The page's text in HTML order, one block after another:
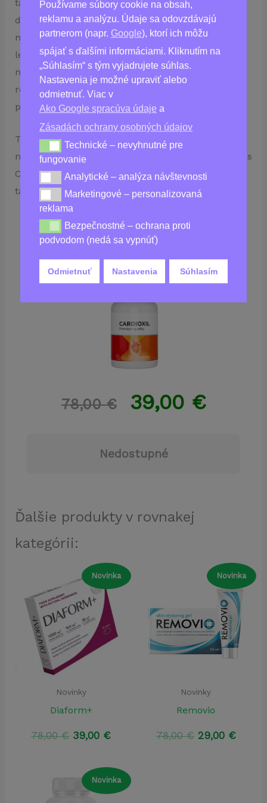
Používame súbory cookie na obsah,
reklamu a analýzu. Údaje sa odovzdávajú
partnerom (napr. Google), ktorí ich môžu
spájať s ďalšími informáciami. Kliknutím na
„Súhlasím“ s tým vyjadrujete súhlas.
Nastavenia je možné upraviť alebo
odmietnuť. Viac v
Ako Google spracúva údaje a
Zásadách ochrany osobných údajov
Technické – nevyhnutné pre fungovanie
Technické – nevyhnutné pre
fungovanie
Analytické – analýza návštevnosti
Analytické – analýza návštevnosti
Marketingové – personalizovaná reklama
Marketingové – personalizovaná
reklama
Bezpečnostné – ochrana proti podvodom (nedá sa
Bezpečnostné – ochrana proti
podvodom (nedá sa vypnúť)
Odmietnuť Nastavenia Súhlasím
tablety denne rýchlo spoznáte pozitívne účinky na
dlhodobé zdravie vášho srdca. Také veci, ako je
nižší krvný tlak, lepší krvný obeh a dokonca aj
lepšie dýchanie. S týmto neuveriteľným zložením
nehrozí žiadne riziko, že by minerály neboli v
rovnováhe – len vynikajúce zdravie srdca v
priebehu času!
Tak prečo strácať viac času? Prevezmite kontrolu
nad svojím kardiovaskulárnym zdravím ešte dnes s
Cardioxil – revolučným výživovým doplnkom
talianskej výroby na prevenciu hypertenzie!
Kúpiť Cardioxil
78,00€ 39,00 €
Nedostupné
Ďalšie produkty v rovnakej
kategórii:
Novinka
Novinky
Diaform+
78,00€ Pôvodná
78,00 €.
39,00 €Aktuálna
39,00 €.
Novinka
Novinky
Removio
78,00€ Pôvodná
29,00 €
Novinka